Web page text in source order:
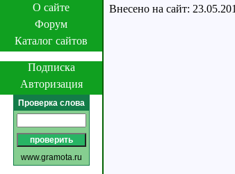
О сайте
Форум
Каталог сайтов
Подписка
Авторизация
Проверка слова
www.gramota.ru
Внесено на сайт: